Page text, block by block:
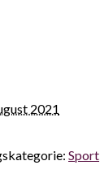
2021
Sport